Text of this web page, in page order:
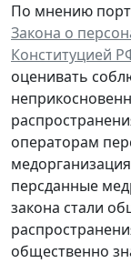
По мнению
Закона о
Конституцией
оценивать
операторам
персданные
закона стали
общественно